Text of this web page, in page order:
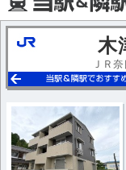
木
ＪＲ